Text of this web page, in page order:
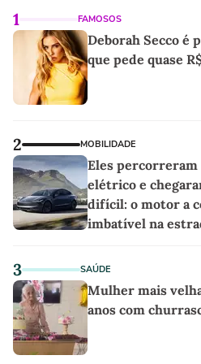
1 FAMOSOS
Deborah Secco é
que pede quase
2 MOBILIDADE
Eles
elétrico e
difícil: o motor a
imbatível na
3 SAÚDE
Mulher mais
anos com